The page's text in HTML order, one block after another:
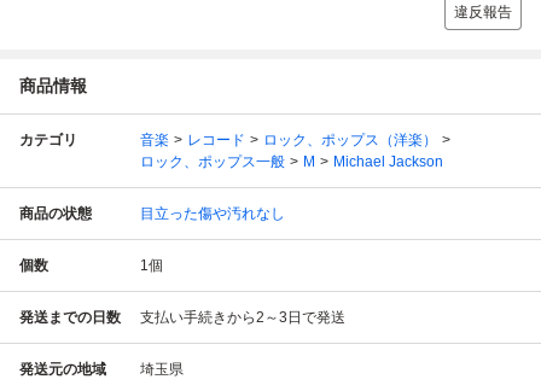
違反報告
商品情報
カテゴリ 音楽 レコード
ロック、ポップス（洋楽）
ロック、ポップス一般
M Michael Jackson
商品の状態 目立った傷や汚れなし
個数 1個
発送までの日数 支払い手続きから2～3日で発送
発送元の地域 埼玉県